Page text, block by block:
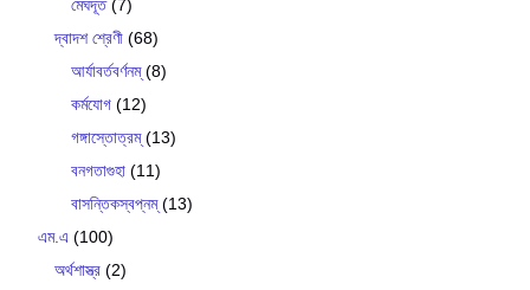
মেঘদূত(7)
দ্বাদশ শ্রেণী (68)
আর্যাবর্তবর্ণনম্(8)
কর্মযোগ (12)
গঙ্গাস্তোত্রম্(13)
বনগতাগুহা (11)
বাসন্তিকস্বপ্নম্(13)
এম.এ (100)
অর্থশাস্ত্র (2)